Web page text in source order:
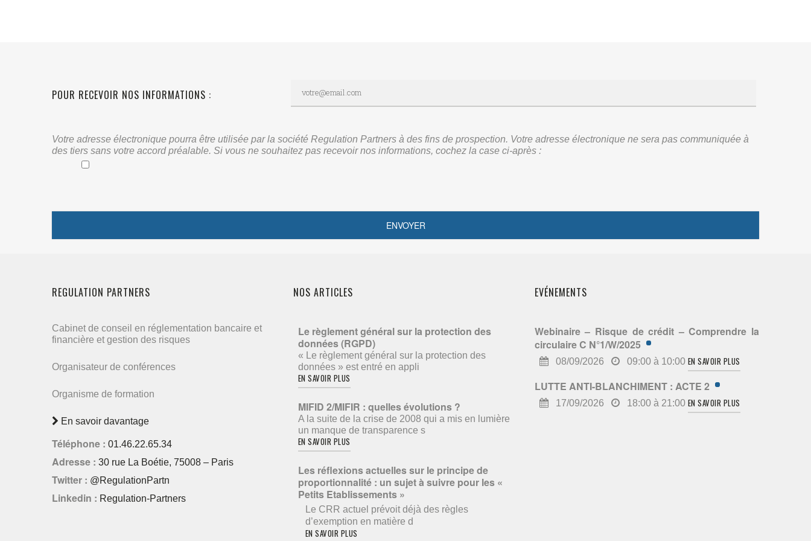
POUR RECEVOIR NOS INFORMATIONS :
Votre adresse électronique pourra être utilisée par la société Regulation Partners à des fins de prospection. Votre adresse électronique ne sera pas communiquée à
des tiers sans votre accord préalable. Si vous ne souhaitez pas recevoir nos informations, cochez la case ci-après :
REGULATION PARTNERS
Cabinet de conseil en réglementation bancaire et
financière et gestion des risques
Organisateur de conférences
Organisme de formation
En savoir davantage
Téléphone : 01.46.22.65.34
Adresse : 30 rue La Boétie, 75008 – Paris
Twitter : @RegulationPartn
Linkedin : Regulation-Partners
NOS ARTICLES
Le règlement général sur la protection des
données (RGPD)
« Le règlement général sur la protection des
données » est entré en appli
EN SAVOIR PLUS
MIFID 2/MIFIR : quelles évolutions ?
A la suite de la crise de 2008 qui a mis en lumière
un manque de transparence s
EN SAVOIR PLUS
Les réflexions actuelles sur le principe de
proportionnalité : un sujet à suivre pour les «
Petits Etablissements »
Le CRR actuel prévoit déjà des règles
d’exemption en matière d
EN SAVOIR PLUS
EVÉNEMENTS
Webinaire – Risque de crédit – Comprendre la
circulaire C N°1/W/2025
08/09/2026 09:00 à 10:00 EN SAVOIR PLUS
LUTTE ANTI-BLANCHIMENT : ACTE 2
17/09/2026 18:00 à 21:00 EN SAVOIR PLUS